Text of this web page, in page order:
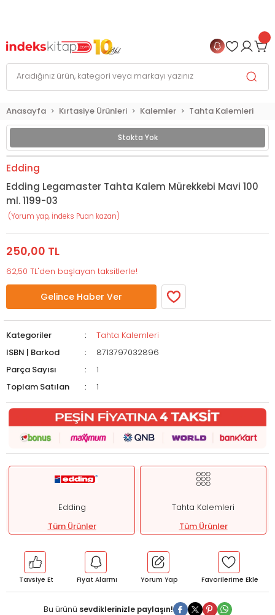
Anasayfa Kırtasiye Ürünleri Kalemler Tahta Kalemleri
Stokta Yok
Edding
Edding Legamaster Tahta Kalem Mürekkebi Mavi 100
ml. 1199-03
(Yorum yap, İndeks Puan kazan)
250,00 TL
62,50 TL'den başlayan taksitlerle!
Gelince Haber Ver
Kategoriler
Tahta Kalemleri
ISBN | Barkod
8713797032896
Parça Sayısı
1
Toplam Satılan
1
Edding
Tüm Ürünler
Tahta Kalemleri
Tüm Ürünler
Tavsiye Et Fiyat Alarmı Yorum Yap
Bu ürünü sevdiklerinizle paylaşın!